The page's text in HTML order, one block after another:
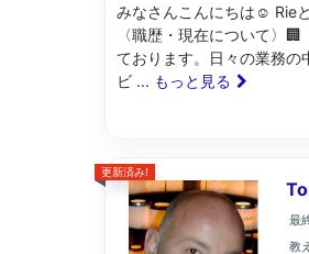
みなさんこんにちは☺︎ Rie
〈職歴・現在について〉
ております。日々の業務の
ビ ... もっと見る
更新済み!
最
教